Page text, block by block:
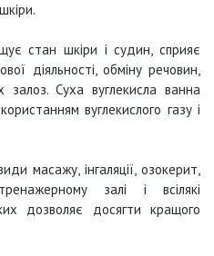
стан шкіри і судин, сприяє
діяльності, обміну речовин,
залоз. Суха вуглекисла ванна
вуглекислого газу і
масажу, інгаляції, озокерит,
залі і всілякі
дозволяє досягти кращого